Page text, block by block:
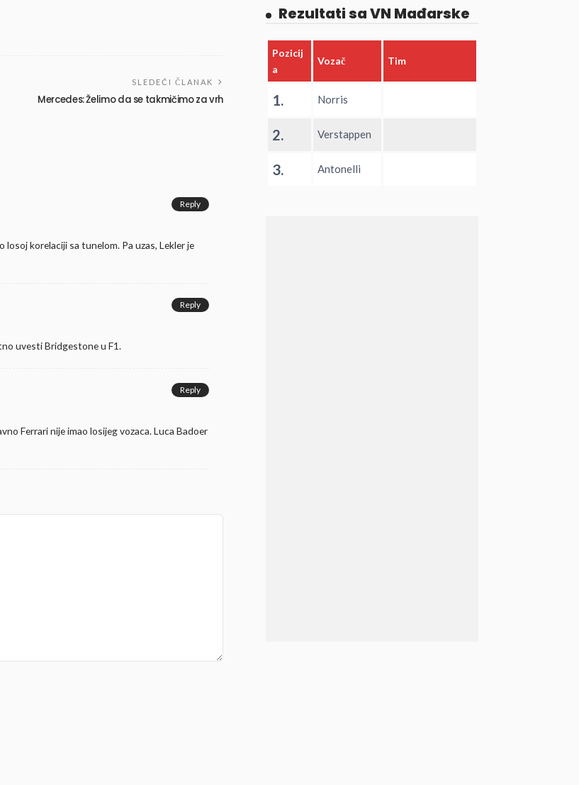
SLEDEĆI ČLANAK
Mercedes: Želimo da se takmičimo za vrh
losoj korelaciji sa tunelom. Pa uzas, Lekler je
Reply
uvesti Bridgestone u F1.
Reply
Ferrari nije imao losijeg vozaca. Luca Badoer
Reply
Rezultati sa VN Mađarske
Pozicij
a
Vozač Tim
1. Norris
2. Verstappen
3. Antonelli